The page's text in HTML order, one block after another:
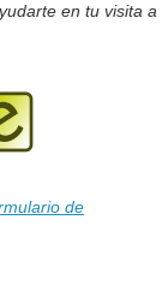
en tu visita a
de